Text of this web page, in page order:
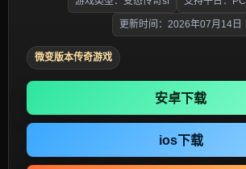
更新时间：2026年07月14日
微变版本传奇游戏
安卓下载
ios下载